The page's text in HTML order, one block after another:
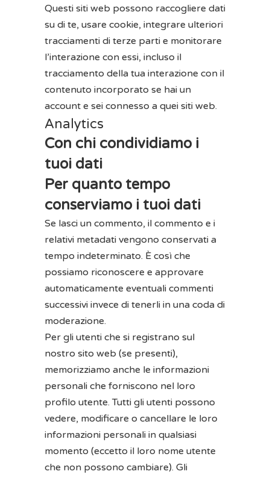
Questi siti web possono raccogliere dati
su di te, usare cookie, integrare ulteriori
tracciamenti di terze parti e monitorare
l’interazione con essi, incluso il
tracciamento della tua interazione con il
contenuto incorporato se hai un
account e sei connesso a quei siti web.
Analytics
Con chi condividiamo i
tuoi dati
Per quanto tempo
conserviamo i tuoi dati
Se lasci un commento, il commento e i
relativi metadati vengono conservati a
tempo indeterminato. È così che
possiamo riconoscere e approvare
automaticamente eventuali commenti
successivi invece di tenerli in una coda di
moderazione.
Per gli utenti che si registrano sul
nostro sito web (se presenti),
memorizziamo anche le informazioni
personali che forniscono nel loro
profilo utente. Tutti gli utenti possono
vedere, modificare o cancellare le loro
informazioni personali in qualsiasi
momento (eccetto il loro nome utente
che non possono cambiare). Gli